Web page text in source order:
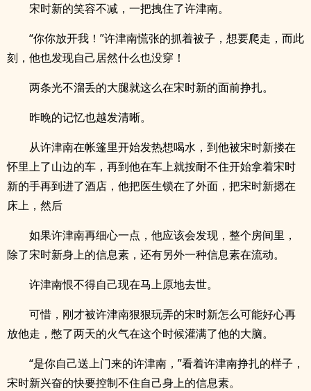
宋时新的笑容不减，一把拽住了许津南。
“你你放开我！”许津南慌张的抓着被子，想要爬走，而此
刻，他也发现自己居然什么也没穿！
两条光不溜丢的大腿就这么在宋时新的面前挣扎。
昨晚的记忆也越发清晰。
从许津南在帐篷里开始发热想喝水，到他被宋时新搂在
怀里上了山边的车，再到他在车上就按耐不住开始拿着宋时
新的手再到进了酒店，他把医生锁在了外面，把宋时新摁在
床上，然后
如果许津南再细心一点，他应该会发现，整个房间里，
除了宋时新身上的信息素，还有另外一种信息素在流动。
许津南恨不得自己现在马上原地去世。
可惜，刚才被许津南狠狠玩弄的宋时新怎么可能好心再
放他走，憋了两天的火气在这个时候灌满了他的大脑。
“是你自己送上门来的许津南，”看着许津南挣扎的样子，
宋时新兴奋的快要控制不住自己身上的信息素。